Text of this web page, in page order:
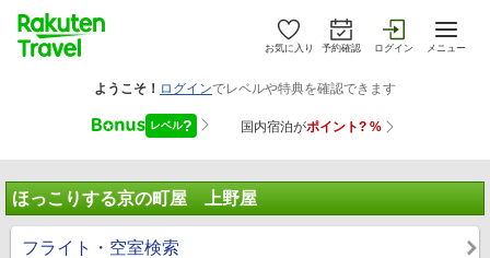
お気に入り 予約確認 ログイン メニュー
ほっこりする京の町屋 上野屋
フライト・空室検索